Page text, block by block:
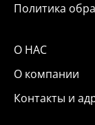
Политика
О НАС
О компании
Контакты и